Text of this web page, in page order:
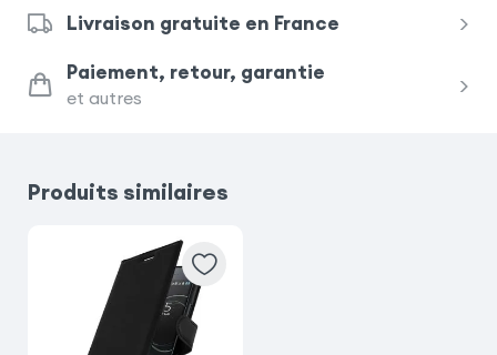
Samsung Galaxy A70 Sony Xperia 5
Sony Xperia XZ Premium
Livraison gratuite en France
Paiement, retour, garantie
et autres
Produits similaires